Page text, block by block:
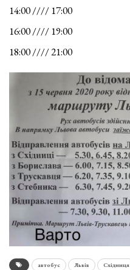
14:00 //// 17:00
16:00 //// 19:00
18:00 //// 21:00
автобус Львів Східниця